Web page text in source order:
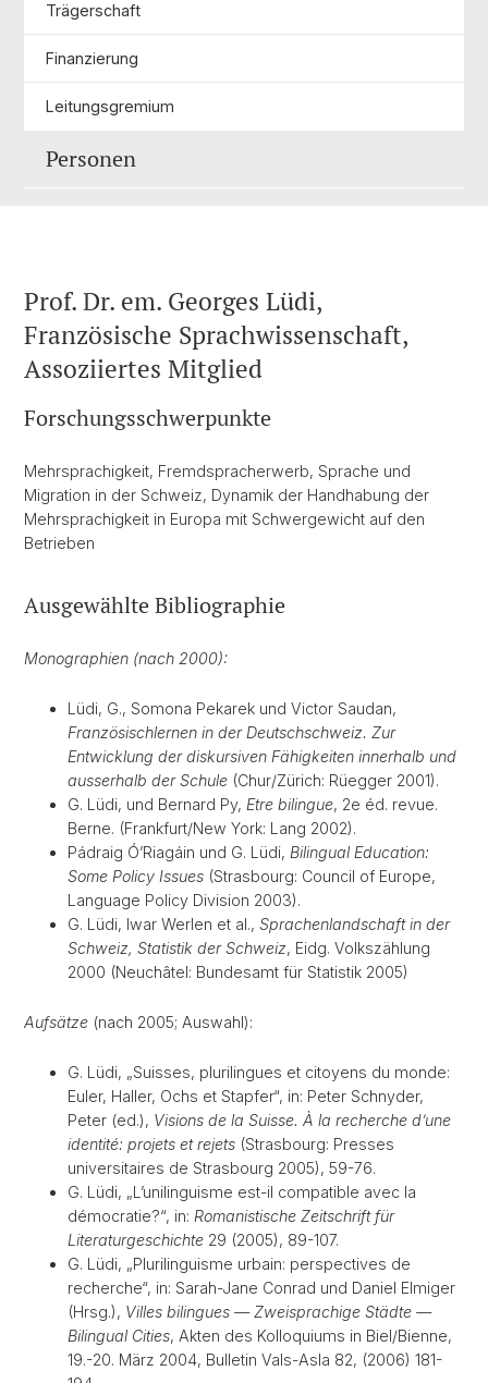
Trägerschaft
Finanzierung
Leitungsgremium
Personen
Prof. Dr. em. Georges Lüdi,
Französische Sprachwissenschaft,
Assoziiertes Mitglied
Forschungsschwerpunkte
Mehrsprachigkeit, Fremdspracherwerb, Sprache und
Migration in der Schweiz, Dynamik der Handhabung der
Mehrsprachigkeit in Europa mit Schwergewicht auf den
Betrieben
Ausgewählte Bibliographie
Monographien (nach 2000):
Lüdi, G., Somona Pekarek und Victor Saudan,
Französischlernen in der Deutschschweiz. Zur
Entwicklung der diskursiven Fähigkeiten innerhalb und
ausserhalb der Schule (Chur/Zürich: Rüegger 2001).
G. Lüdi, und Bernard Py, Etre bilingue, 2e éd. revue.
Berne. (Frankfurt/New York: Lang 2002).
Pádraig Ó’Riagáin und G. Lüdi, Bilingual Education:
Some Policy Issues (Strasbourg: Council of Europe,
Language Policy Division 2003).
G. Lüdi, Iwar Werlen et al., Sprachenlandschaft in der
Schweiz, Statistik der Schweiz, Eidg. Volkszählung
2000 (Neuchâtel: Bundesamt für Statistik 2005)
Aufsätze (nach 2005; Auswahl):
G. Lüdi, „Suisses, plurilingues et citoyens du monde:
Euler, Haller, Ochs et Stapfer“, in: Peter Schnyder,
Peter (ed.), Visions de la Suisse. À la recherche d’une
identité: projets et rejets (Strasbourg: Presses
universitaires de Strasbourg 2005), 59-76.
G. Lüdi, „L’unilinguisme est-il compatible avec la
démocratie?“, in: Romanistische Zeitschrift für
Literaturgeschichte 29 (2005), 89-107.
G. Lüdi, „Plurilinguisme urbain: perspectives de
recherche“, in: Sarah-Jane Conrad und Daniel Elmiger
(Hrsg.), Villes bilingues — Zweisprachige Städte —
Bilingual Cities, Akten des Kolloquiums in Biel/Bienne,
19.-20. März 2004, Bulletin Vals-Asla 82, (2006) 181-